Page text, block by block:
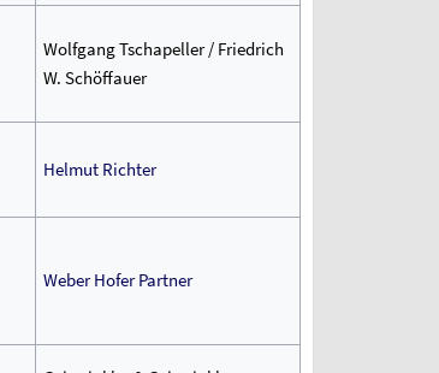
Wolfgang Tschapeller / Friedrich
W. Schöffauer
Helmut Richter
Weber Hofer Partner